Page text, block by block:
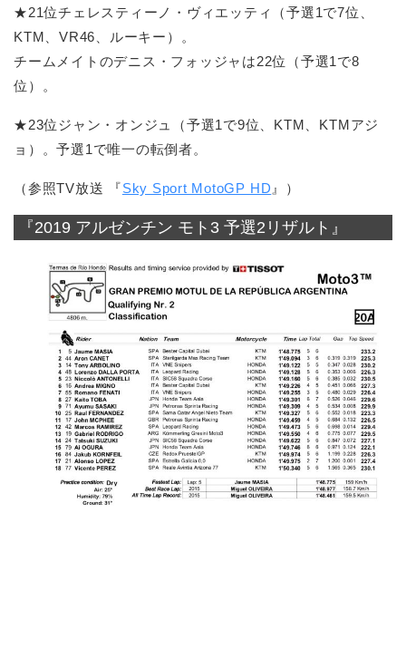
★21位チェレスティーノ・ヴィエッティ（予選1で7位、
KTM、VR46、ルーキー）。
チームメイトのデニス・フォッジャは22位（予選1で8
位）。
★23位ジャン・オンジュ（予選1で9位、KTM、KTMアジ
ョ）。予選1で唯一の転倒者。
（参照TV放送 『Sky Sport MotoGP HD 』）
『2019 アルゼンチン モト3 予選2リザルト』